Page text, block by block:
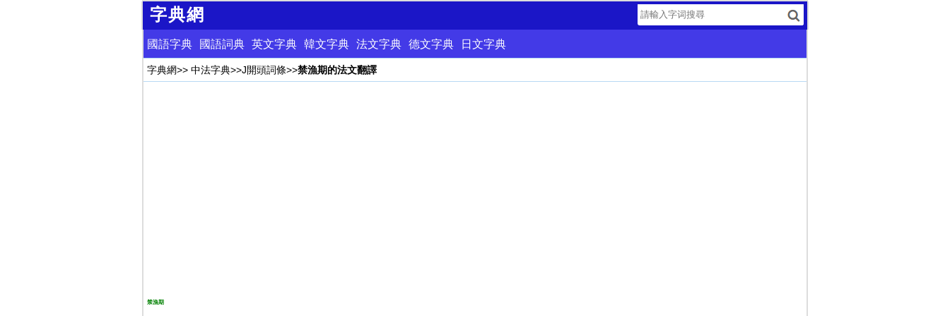
字典網
國語字典 國語詞典 英文字典 韓文字典 法文字典 德文字典 日文字典
字典網>> 中法字典>>J開頭詞條>>禁漁期的法文翻譯
禁漁期